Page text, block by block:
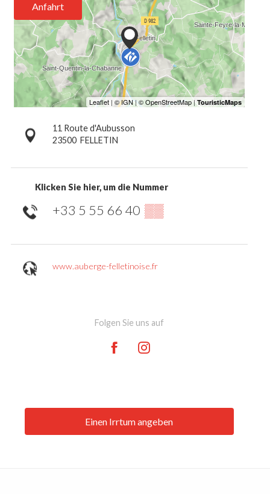
Anfahrt
11 Route d'Aubusson
23500 FELLETIN
Klicken Sie hier, um die Nummer
+33 5 55 66 40 ▒▒
www.auberge-felletinoise.fr
Folgen Sie uns auf
Einen Irrtum angeben